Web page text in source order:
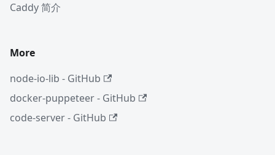
Caddy 简介
More
node-io-lib - GitHub
docker-puppeteer - GitHub
code-server - GitHub